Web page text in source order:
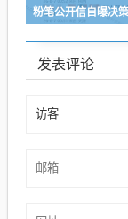
发表评论